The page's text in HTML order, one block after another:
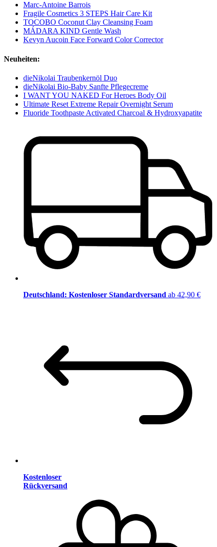
Marc-Antoine Barrois
Fragile Cosmetics 3 STEPS Hair Care Kit
TOCOBO Coconut Clay Cleansing Foam
MÁDARA KIND Gentle Wash
Kevyn Aucoin Face Forward Color Corrector
Neuheiten:
dieNikolai Traubenkernöl Duo
dieNikolai Bio-Baby Sanfte Pflegecreme
I WANT YOU NAKED For Heroes Body Oil
Ultimate Reset Extreme Repair Overnight Serum
Fluoride Toothpaste Activated Charcoal & Hydroxyapatite
Deutschland: Kostenloser Standardversand ab 42,90 €
Kostenloser
Rückversand